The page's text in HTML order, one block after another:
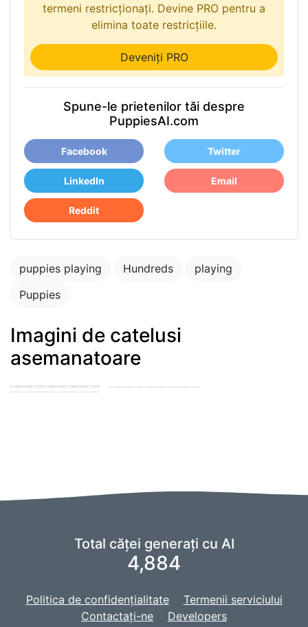
termeni restricționați. Devine PRO pentru a
elimina toate restricțiile.
Deveniți PRO
Spune-le prietenilor tăi despre
PuppiesAI.com
Facebook Twitter
LinkedIn Email
Reddit
puppies playing Hundreds
playing
Puppies
Imagini de catelusi
asemanatoare
Blue merle
cattledog and
puppy in the park
puppies
Total căței generați cu AI
4,884
Politica de confidențialitate
Termenii serviciului
Contactaţi-ne
Developers